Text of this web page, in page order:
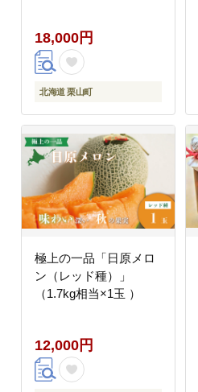
18,000円
北海道 栗山町
極上の一品「日原メロ
ン（レッド種）」
（1.7kg相当×1玉 ）
12,000円